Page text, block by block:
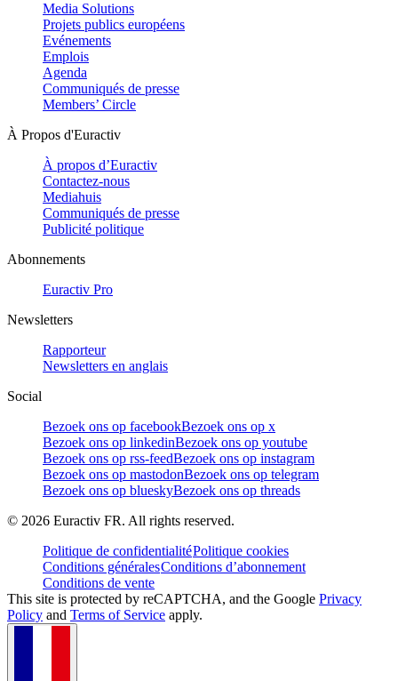
Media Solutions
Projets publics européens
Evénements
Emplois
Agenda
Communiqués de presse
Members’ Circle
À Propos d'Euractiv
À propos d’Euractiv
Contactez-nous
Mediahuis
Communiqués de presse
Publicité politique
Abonnements
Euractiv Pro
Newsletters
Rapporteur
Newsletters en anglais
Social
Bezoek ons op facebookBezoek ons op x
Bezoek ons op linkedinBezoek ons op youtube
Bezoek ons op rss-feedBezoek ons op instagram
Bezoek ons op mastodonBezoek ons op telegram
Bezoek ons op blueskyBezoek ons op threads
© 2026 Euractiv FR. All rights reserved.
Politique de confidentialitéPolitique cookies
Conditions généralesConditions d’abonnement
Conditions de vente
This site is protected by reCAPTCHA, and the Google Privacy
Policy and Terms of Service apply.